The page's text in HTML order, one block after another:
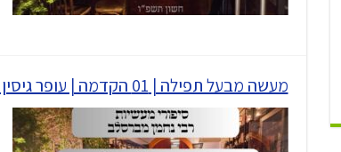
מעשה מבעל תפילה | 01 הקדמה | עופר גיסין | תשפ"ו